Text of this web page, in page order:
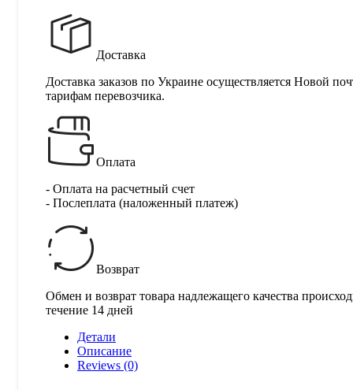
Доставка
Доставка заказов по Украине осуществляется Новой
тарифам перевозчика.
Оплата
- Оплата на расчетный счет
- Послеплата (наложенный платеж)
Возврат
Обмен и возврат товара надлежащего качества
течение 14 дней
Детали
Описание
Reviews (0)